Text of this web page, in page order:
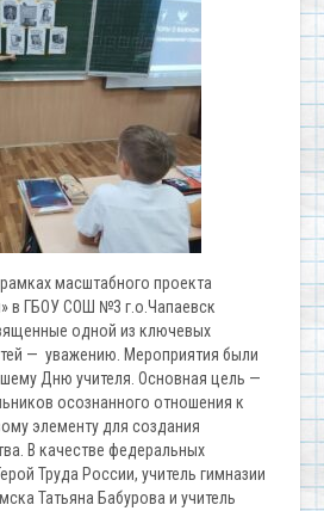
масштабного проекта
в ГБОУ СОШ №3 г.о.Чапаевск
одной из ключевых
— уважению. Мероприятия были
Дню учителя. Основная цель —
осознанного отношения к
элементу для создания
В качестве федеральных
Труда России, учитель гимназии
Татьяна Бабурова и учитель